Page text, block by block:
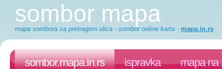
sombor mapa
mapa sombora sa pretragom ulica - sombor online karta - mapa.in.rs
sombor.mapa.in.rs ispravka mapa na